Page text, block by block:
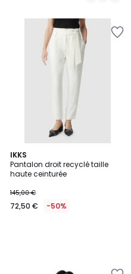
IKKS
Pantalon droit recyclé taille
haute ceinturée
145,00 €
72,50 € -50%